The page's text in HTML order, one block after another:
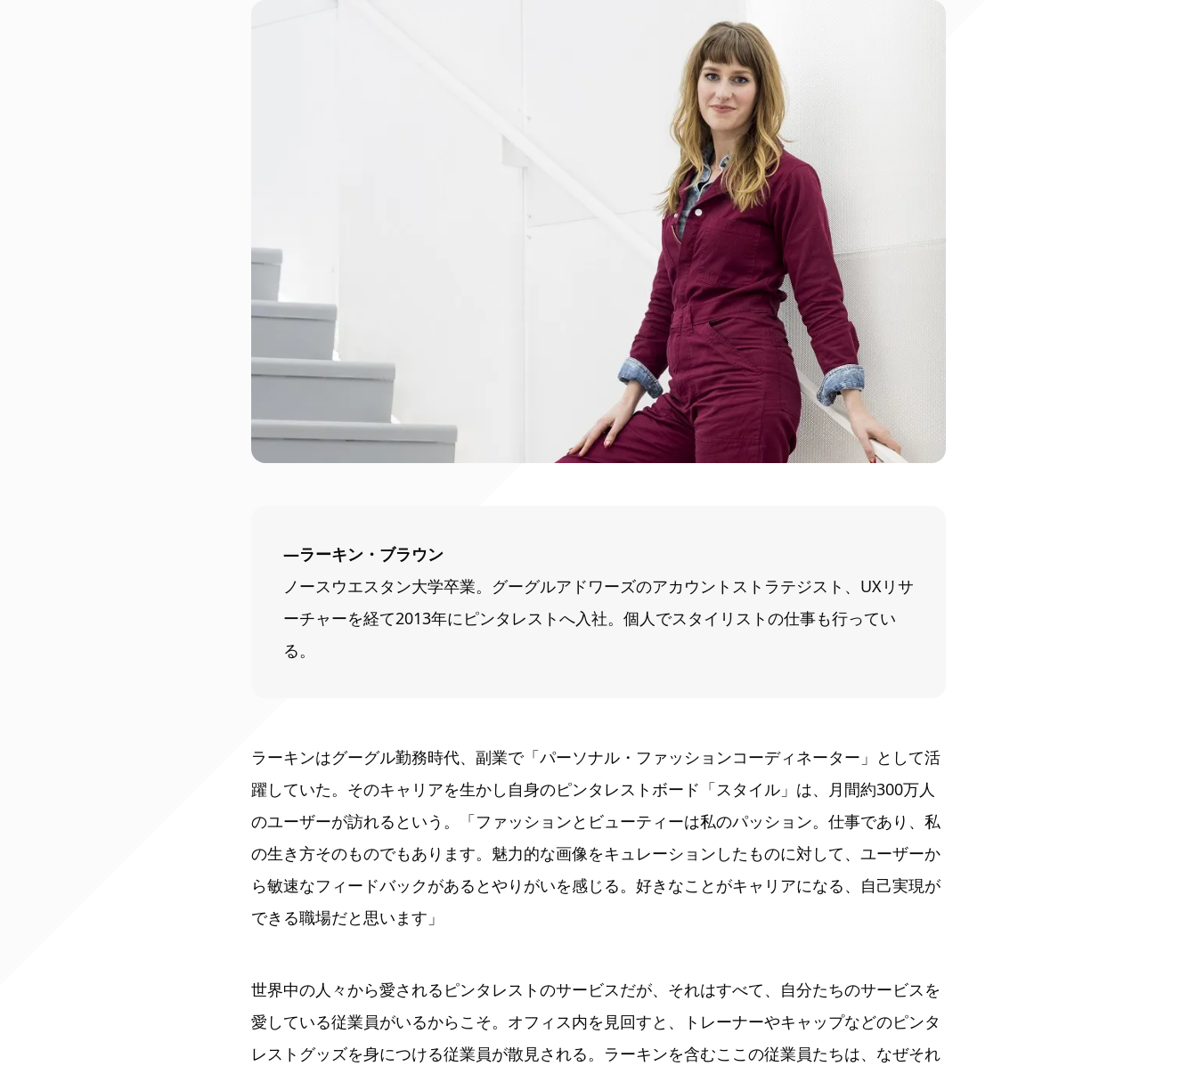
―ラーキン・ブラウン
ノースウエスタン大学卒業。グーグルアドワーズのアカウントストラテジスト、UXリサ
ーチャーを経て2013年にピンタレストへ入社。個人でスタイリストの仕事も行ってい
る。
ラーキンはグーグル勤務時代、副業で「パーソナル・ファッションコーディネーター」として活
躍していた。そのキャリアを生かし自身のピンタレストボード「スタイル」は、月間約300万人
のユーザーが訪れるという。「ファッションとビューティーは私のパッション。仕事であり、私
の生き方そのものでもあります。魅力的な画像をキュレーションしたものに対して、ユーザーか
ら敏速なフィードバックがあるとやりがいを感じる。好きなことがキャリアになる、自己実現が
できる職場だと思います」
世界中の人々から愛されるピンタレストのサービスだが、それはすべて、自分たちのサービスを
愛している従業員がいるからこそ。オフィス内を見回すと、トレーナーやキャップなどのピンタ
レストグッズを身につける従業員が散見される。ラーキンを含むここの従業員たちは、なぜそれ